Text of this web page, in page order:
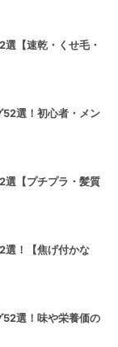
選【速乾・くせ毛・
52選！初心者・メン
選【プチプラ・髪質
選！【焦げ付かな
52選！味や栄養価の